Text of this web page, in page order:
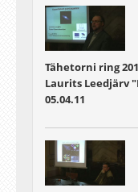
Tähetorni ring
Laurits Leedjärv
05.04.11